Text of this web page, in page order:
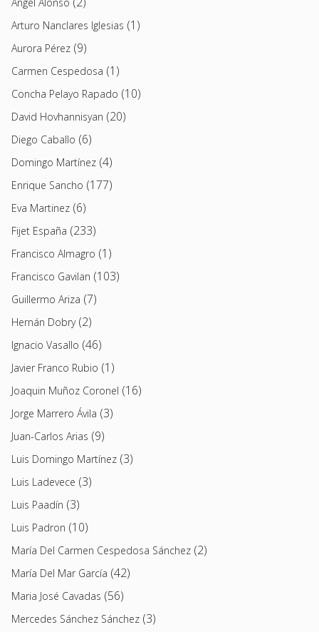
Arturo Nanclares Iglesias (1)
Aurora Pérez (9)
Carmen Cespedosa (1)
Concha Pelayo Rapado (10)
David Hovhannisyan (20)
Diego Caballo (6)
Domingo Martínez (4)
Enrique Sancho (177)
Eva Martinez (6)
Fijet España (233)
Francisco Almagro (1)
Francisco Gavilan (103)
Guillermo Ariza (7)
Hernán Dobry(2)
Ignacio Vasallo (46)
Javier Franco Rubio (1)
Joaquin Muñoz Coronel (16)
Jorge Marrero Ávila (3)
Juan-Carlos Arias (9)
Luis Domingo Martínez (3)
Luis Ladevece (3)
Luis Paadín (3)
Luis Padron (10)
María Del Carmen Cespedosa Sánchez (2)
María Del Mar García (42)
Maria José Cavadas (56)
Mercedes Sánchez Sánchez (3)